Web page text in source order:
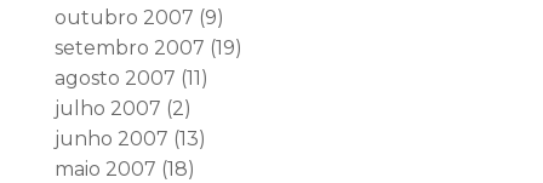
outubro 2007 (9)
setembro 2007 (19)
agosto 2007 (11)
julho 2007 (2)
junho 2007 (13)
maio 2007 (18)